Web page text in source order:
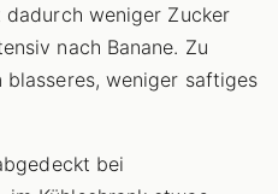
weniger Zucker
nach Banane. Zu
blasseres, weniger saftiges
bei